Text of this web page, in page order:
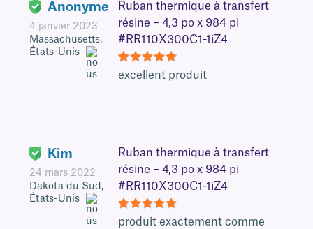
Anonyme
4 janvier 2023
Massachusetts,
États-Unis
Ruban thermique à transfert
résine – 4,3 po x 984 pi
#RR110X300C1-1iZ4
5
excellent produit
Kim
24 mars 2022
Dakota du Sud,
États-Unis
Ruban thermique à transfert
résine – 4,3 po x 984 pi
#RR110X300C1-1iZ4
5
produit exactement comme